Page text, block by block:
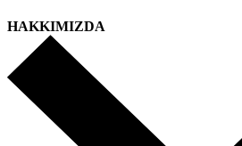
HAKKIMIZDA